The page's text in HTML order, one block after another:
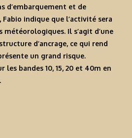
d’embarquement et de
indique que l’activité sera
Il s’agit d’une
d’ancrage, ce qui rend
un grand risque.
les bandes 10, 15, 20 et 40m en